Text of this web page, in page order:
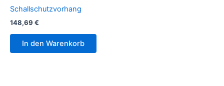
Schallschutzvorhang
148,69 €
In den Warenkorb